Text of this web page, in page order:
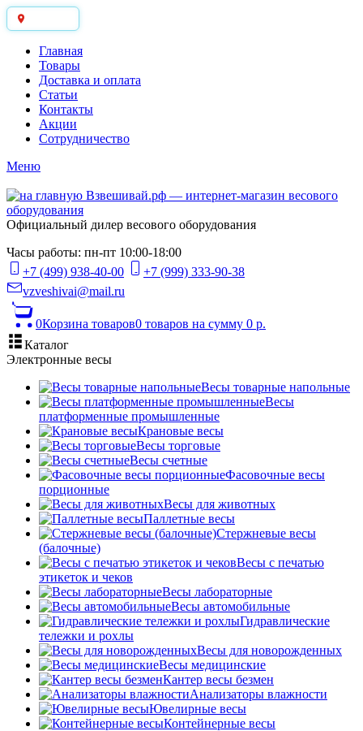
Главная
Товары
Доставка и оплата
Статьи
Контакты
Акции
Сотрудничество
Меню
Официальный дилер весового оборудования
Часы работы: пн-пт 10:00-18:00
+7 (499) 938-40-00
+7 (999) 333-90-38
vzveshivai@mail.ru
0Корзина товаров0 товаров на сумму 0 р.
Каталог
Электронные весы
Весы товарные напольные
Весы
платформенные промышленные
Крановые весы
Весы торговые
Весы счетные
Фасовочные весы
порционные
Весы для животных
Паллетные весы
Стержневые весы
(балочные)
Весы c печатью
этикеток и чеков
Весы лабораторные
Весы автомобильные
Гидравлические
тележки и рохлы
Весы для новорожденных
Весы медицинские
Кантер весы безмен
Анализаторы влажности
Ювелирные весы
Контейнерные весы